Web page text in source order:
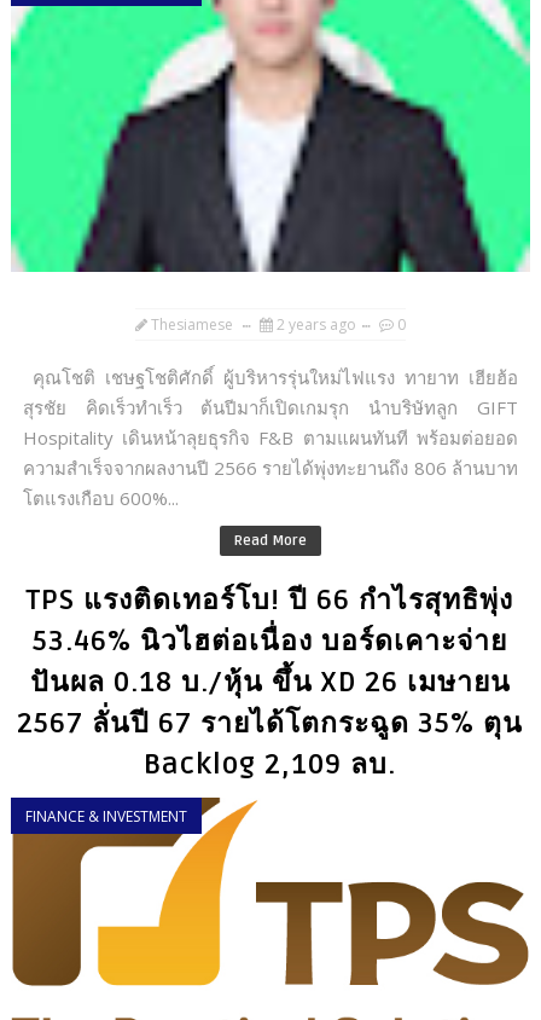
Thesiamese 2 years ago 0
คุณโชติ เชษฐโชติศักดิ์ ผู้บริหารรุ่นใหม่ไฟแรง ทายาท เฮียฮ้อ
สุรชัย คิดเร็วทำเร็ว ต้นปีมาก็เปิดเกมรุก นำบริษัทลูก GIFT
Hospitality เดินหน้าลุยธุรกิจ F&B ตามแผนทันที พร้อมต่อยอด
ความสำเร็จจากผลงานปี 2566 รายได้พุ่งทะยานถึง 806 ล้านบาท
โตแรงเกือบ 600%...
Read More
TPS แรงติดเทอร์โบ! ปี 66 กำไรสุทธิพุ่ง
53.46% นิวไฮต่อเนื่อง บอร์ดเคาะจ่าย
ปันผล 0.18 บ./หุ้น ขึ้น XD 26 เมษายน
2567 ลั่นปี 67 รายได้โตกระฉูด 35% ตุน
Backlog 2,109 ลบ.
FINANCE & INVESTMENT